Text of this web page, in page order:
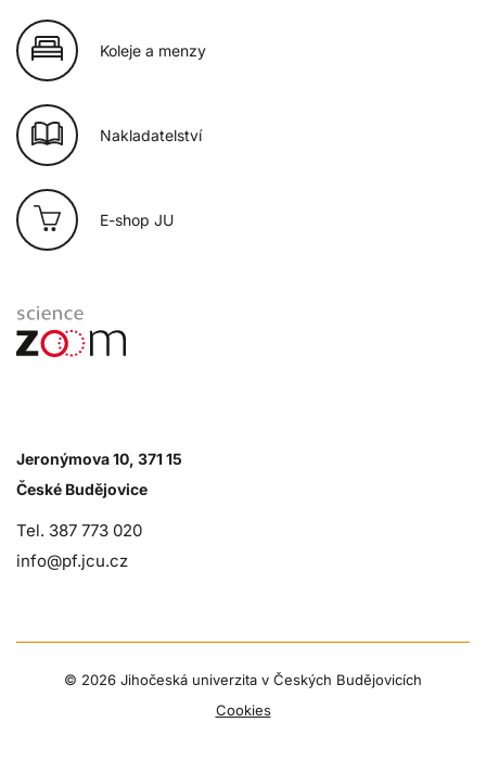
Koleje a menzy
Nakladatelství
E-shop JU
Jeronýmova 10, 371 15
České Budějovice
Tel. 387 773 020
info@pf.jcu.cz
© 2026 Jihočeská univerzita v Českých Budějovicích
Cookies